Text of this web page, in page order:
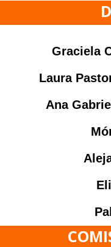
Graciela
Laura
Ana